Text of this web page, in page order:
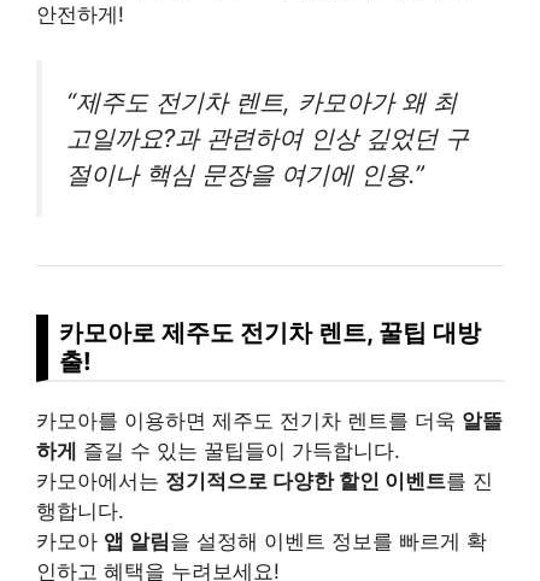
안전하게!
“제주도 전기차 렌트, 카모아가 왜 최
고일까요?과 관련하여 인상 깊었던 구
절이나 핵심 문장을 여기에 인용.”
카모아로 제주도 전기차 렌트, 꿀팁 대방
출!
카모아를 이용하면 제주도 전기차 렌트를 더욱 알뜰
하게 즐길 수 있는 꿀팁들이 가득합니다.
카모아에서는 정기적으로 다양한 할인 이벤트를 진
행합니다.
카모아 앱 알림을 설정해 이벤트 정보를 빠르게 확
인하고 혜택을 누려보세요!